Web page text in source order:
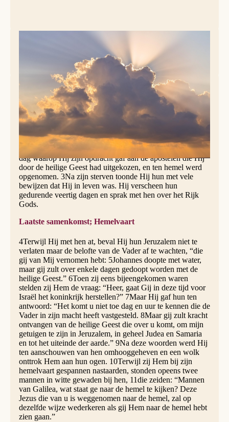
Handelingen van de Apostelen 1, 1-
11
Proloog
1Het eerste boek, dat ik geschreven heb, Teófilus, ging
over alles wat Jezus gedaan en geleerd heeft 2tot aan de
dag waarop Hij zijn opdracht gaf aan de apostelen die Hij
door de heilige Geest had uitgekozen, en ten hemel werd
opgenomen. 3Na zijn sterven toonde Hij hun met vele
bewijzen dat Hij in leven was. Hij verscheen hun
gedurende veertig dagen en sprak met hen over het Rijk
Gods.
Laatste samenkomst; Hemelvaart
4Terwijl Hij met hen at, beval Hij hun Jeruzalem niet te
verlaten maar de belofte van de Vader af te wachten, “die
gij van Mij vernomen hebt: 5Johannes doopte met water,
maar gij zult over enkele dagen gedoopt worden met de
heilige Geest.” 6Toen zij eens bijeengekomen waren
stelden zij Hem de vraag: “Heer, gaat Gij in deze tijd voor
Israël het koninkrijk herstellen?” 7Maar Hij gaf hun ten
antwoord: “Het komt u niet toe dag en uur te kennen die de
Vader in zijn macht heeft vastgesteld. 8Maar gij zult kracht
ontvangen van de heilige Geest die over u komt, om mijn
getuigen te zijn in Jeruzalem, in geheel Judea en Samaria
en tot het uiteinde der aarde.” 9Na deze woorden werd Hij
ten aanschouwen van hen omhooggeheven en een wolk
onttrok Hem aan hun ogen. 10Terwijl zij Hem bij zijn
hemelvaart gespannen nastaarden, stonden opeens twee
mannen in witte gewaden bij hen, 11die zeiden: “Mannen
van Galilea, wat staat ge naar de hemel te kijken? Deze
Jezus die van u is weggenomen naar de hemel, zal op
dezelfde wijze wederkeren als gij Hem naar de hemel hebt
zien gaan.”